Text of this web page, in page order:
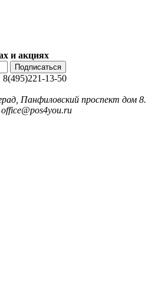
и акциях
Подписаться
8(495)221-13-50
Панфиловский проспект дом 8.